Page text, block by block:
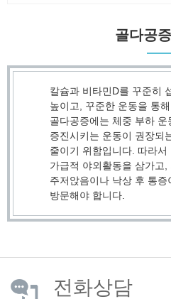
골다공
칼슘과 비타민D를 꾸준히
높이고, 꾸준한 운동을 통
골다공증에는 체중 부하 운
증진시키는 운동이 권장되
줄이기 위함입니다. 따라
가급적 야외활동을 삼가고
주저앉음이나 낙상 후 통
방문해야 합니다.
전화상담